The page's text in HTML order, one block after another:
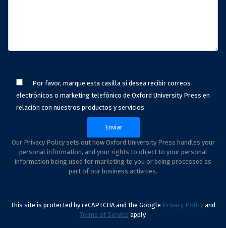
Por favor, marque esta casilla si desea recibir correos
electrónicos o marketing telefónico de Oxford University Press en
relación con nuestros productos y servicios.
Our Privacy Policy sets out how Oxford University Press handles your
personal information, and your rights to object to your personal
information being used for marketing to you or being processed as
part of our business activities.
This site is protected by reCAPTCHA and the Google Privacy Policy and
Terms of Service apply.